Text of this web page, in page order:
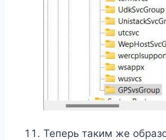
Теперь таким же